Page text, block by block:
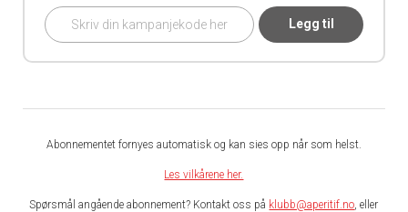
Legg til
Abonnementet fornyes automatisk og kan sies opp når som helst.
Les vilkårene her.
Spørsmål angående abonnement? Kontakt oss på klubb@aperitif.no, eller